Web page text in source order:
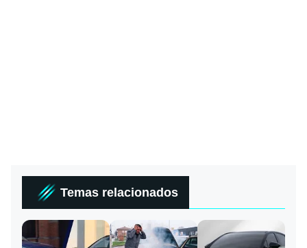
Temas relacionados